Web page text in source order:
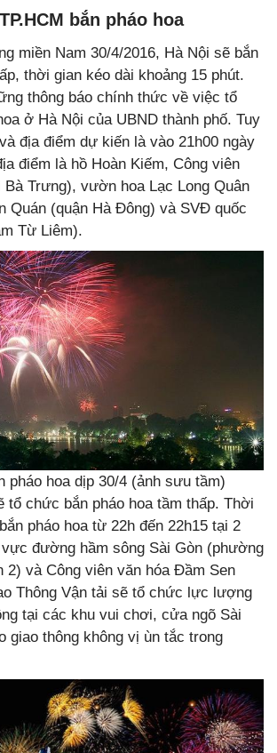
bắn pháo hoa
miền Nam 30/4/2016, Hà Nội sẽ bắn
thời gian kéo dài khoảng 15 phút.
thông báo chính thức về việc tổ
ở Hà Nội của UBND thành phố. Tuy
địa điểm dự kiến là vào 21h00 ngày
điểm là hồ Hoàn Kiếm, Công viên
Bà Trưng), vườn hoa Lạc Long Quân
Quán (quận Hà Đông) và SVĐ quốc
Từ Liêm).
pháo hoa dịp 30/4 (ảnh sưu tầm)
tổ chức bắn pháo hoa tầm thấp. Thời
pháo hoa từ 22h đến 22h15 tại 2
đường hầm sông Sài Gòn (phường
2) và Công viên văn hóa Đầm Sen
Thông Vận tải sẽ tổ chức lực lượng
tại các khu vui chơi, cửa ngõ Sài
giao thông không vị ùn tắc trong